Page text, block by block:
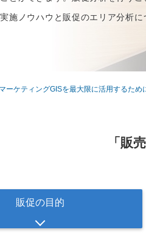
施ノウハウと販促のエリア分析
ーケティングGISを最大限に活用するため
「販
販促の目的